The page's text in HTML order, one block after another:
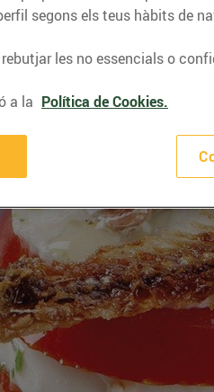
segons els teus hàbits de
les no essencials o
a la Política de Cookies.